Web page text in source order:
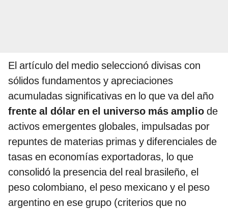
El artículo del medio seleccionó divisas con
sólidos fundamentos y apreciaciones
acumuladas significativas en lo que va del año
frente al dólar en el universo más amplio de
activos emergentes globales, impulsadas por
repuntes de materias primas y diferenciales de
tasas en economías exportadoras, lo que
consolidó la presencia del real brasileño, el
peso colombiano, el peso mexicano y el peso
argentino en ese grupo (criterios que no